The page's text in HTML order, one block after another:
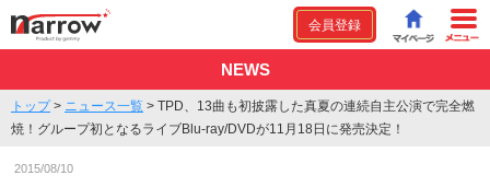
会員登録
NEWS
トップ> ニュース一覧 > TPD、13曲も初披露した真夏の連続自主公演で完全燃
焼！グループ初となるライブBlu-ray/DVDが11月18日に発売決定！
2015/08/10